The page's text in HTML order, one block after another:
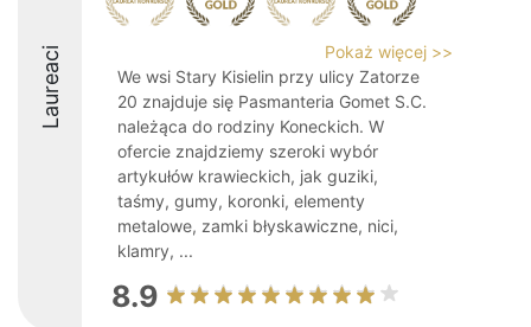
Laureaci
Pokaż więcej >>
We wsi Stary Kisielin przy ulicy Zatorze
20 znajduje się Pasmanteria Gomet S.C.
należąca do rodziny Koneckich. W
ofercie znajdziemy szeroki wybór
artykułów krawieckich, jak guziki,
taśmy, gumy, koronki, elementy
metalowe, zamki błyskawiczne, nici,
klamry, ...
8.9